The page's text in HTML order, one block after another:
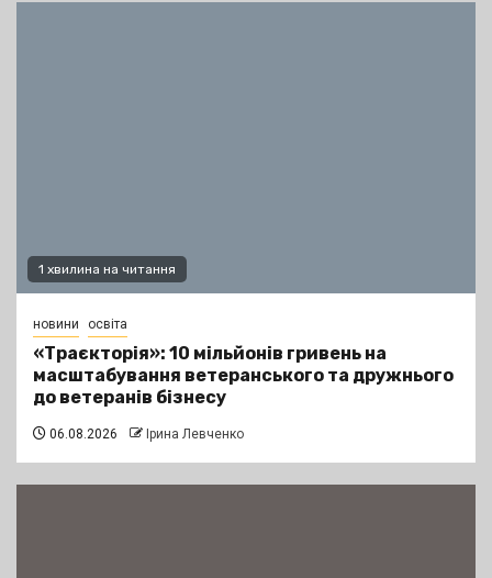
1 хвилина на читання
новини освіта
«Траєкторія»: 10 мільйонів гривень на
масштабування ветеранського та дружнього
до ветеранів бізнесу
06.08.2026 Ірина Левченко